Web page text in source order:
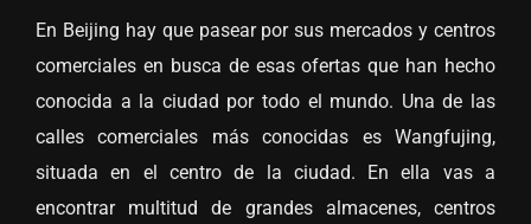
En Beijing hay que pasear por sus mercados y centros
comerciales en busca de esas ofertas que han hecho
conocida a la ciudad por todo el mundo. Una de las
calles comerciales más conocidas es Wangfujing,
situada en el centro de la ciudad. En ella vas a
encontrar multitud de grandes almacenes, centros